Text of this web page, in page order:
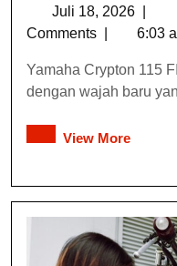
Juli 18, 2026
Comments
6:03
Yamaha Crypton 115
dengan wajah baru
View More